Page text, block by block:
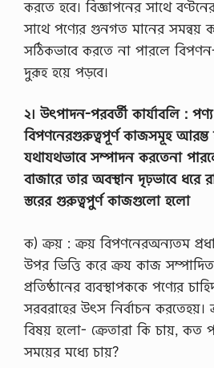
করতে হবে। বিজ্ঞাপনের সাথে
সাথে পণ্যের গুনগত মানের সমন্বয়
সঠিকভাবে করতে না পারলে
দুরূহ হয়ে পড়বে।
২। উৎপাদন-পরবর্তী কার্যাবলি :
বিপণনেরগুরুত্বপূর্ণ কাজসমূহ
যথাযথভাবে সম্পাদন করতেনা
বাজারে তার অবস্থান দৃঢ়ভাবে ধরে
স্তরের গুরুত্বপুর্ণ কাজগুলো হলো
ক) ক্রয় : ক্রয় বিপণনেরঅন্যতম
উপর ভিত্তি করে ক্রয কাজ সম্পাদিত
প্রতিষ্ঠানের ব্যবস্থাপককে পণ্যের
সরবরাহের উৎস নির্বাচন করতেহয়।
বিষয় হলো- ক্রেতারা কি চায়, কত
সময়ের মধ্যে চায়?